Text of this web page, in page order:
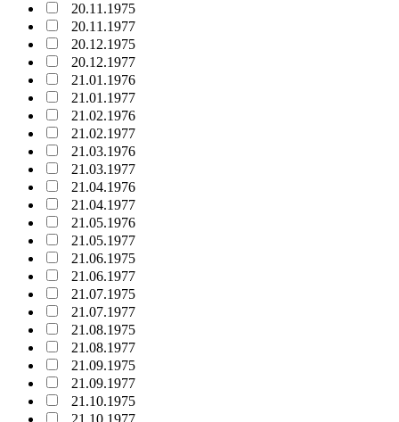
20.11.1975
20.11.1977
20.12.1975
20.12.1977
21.01.1976
21.01.1977
21.02.1976
21.02.1977
21.03.1976
21.03.1977
21.04.1976
21.04.1977
21.05.1976
21.05.1977
21.06.1975
21.06.1977
21.07.1975
21.07.1977
21.08.1975
21.08.1977
21.09.1975
21.09.1977
21.10.1975
21.10.1977